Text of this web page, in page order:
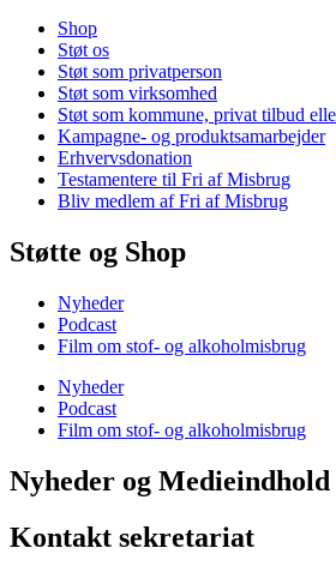
Shop
Støt os
Støt som privatperson
Støt som virksomhed
Støt som kommune, privat tilbud
Kampagne- og produktsamarbejder
Erhvervsdonation
Testamentere til Fri af Misbrug
Bliv medlem af Fri af Misbrug
Støtte og Shop
Nyheder
Podcast
Film om stof- og alkoholmisbrug
Nyheder
Podcast
Film om stof- og alkoholmisbrug
Nyheder og Medieindhold
Kontakt sekretariat